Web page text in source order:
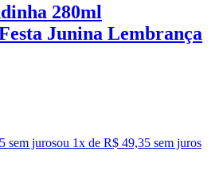
280ml
Junina Lembrança
sem jurosou 1x de R$ 49,35 sem juros